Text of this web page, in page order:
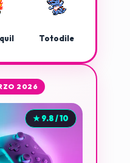
Totodile
2026
★ 9.8 / 10